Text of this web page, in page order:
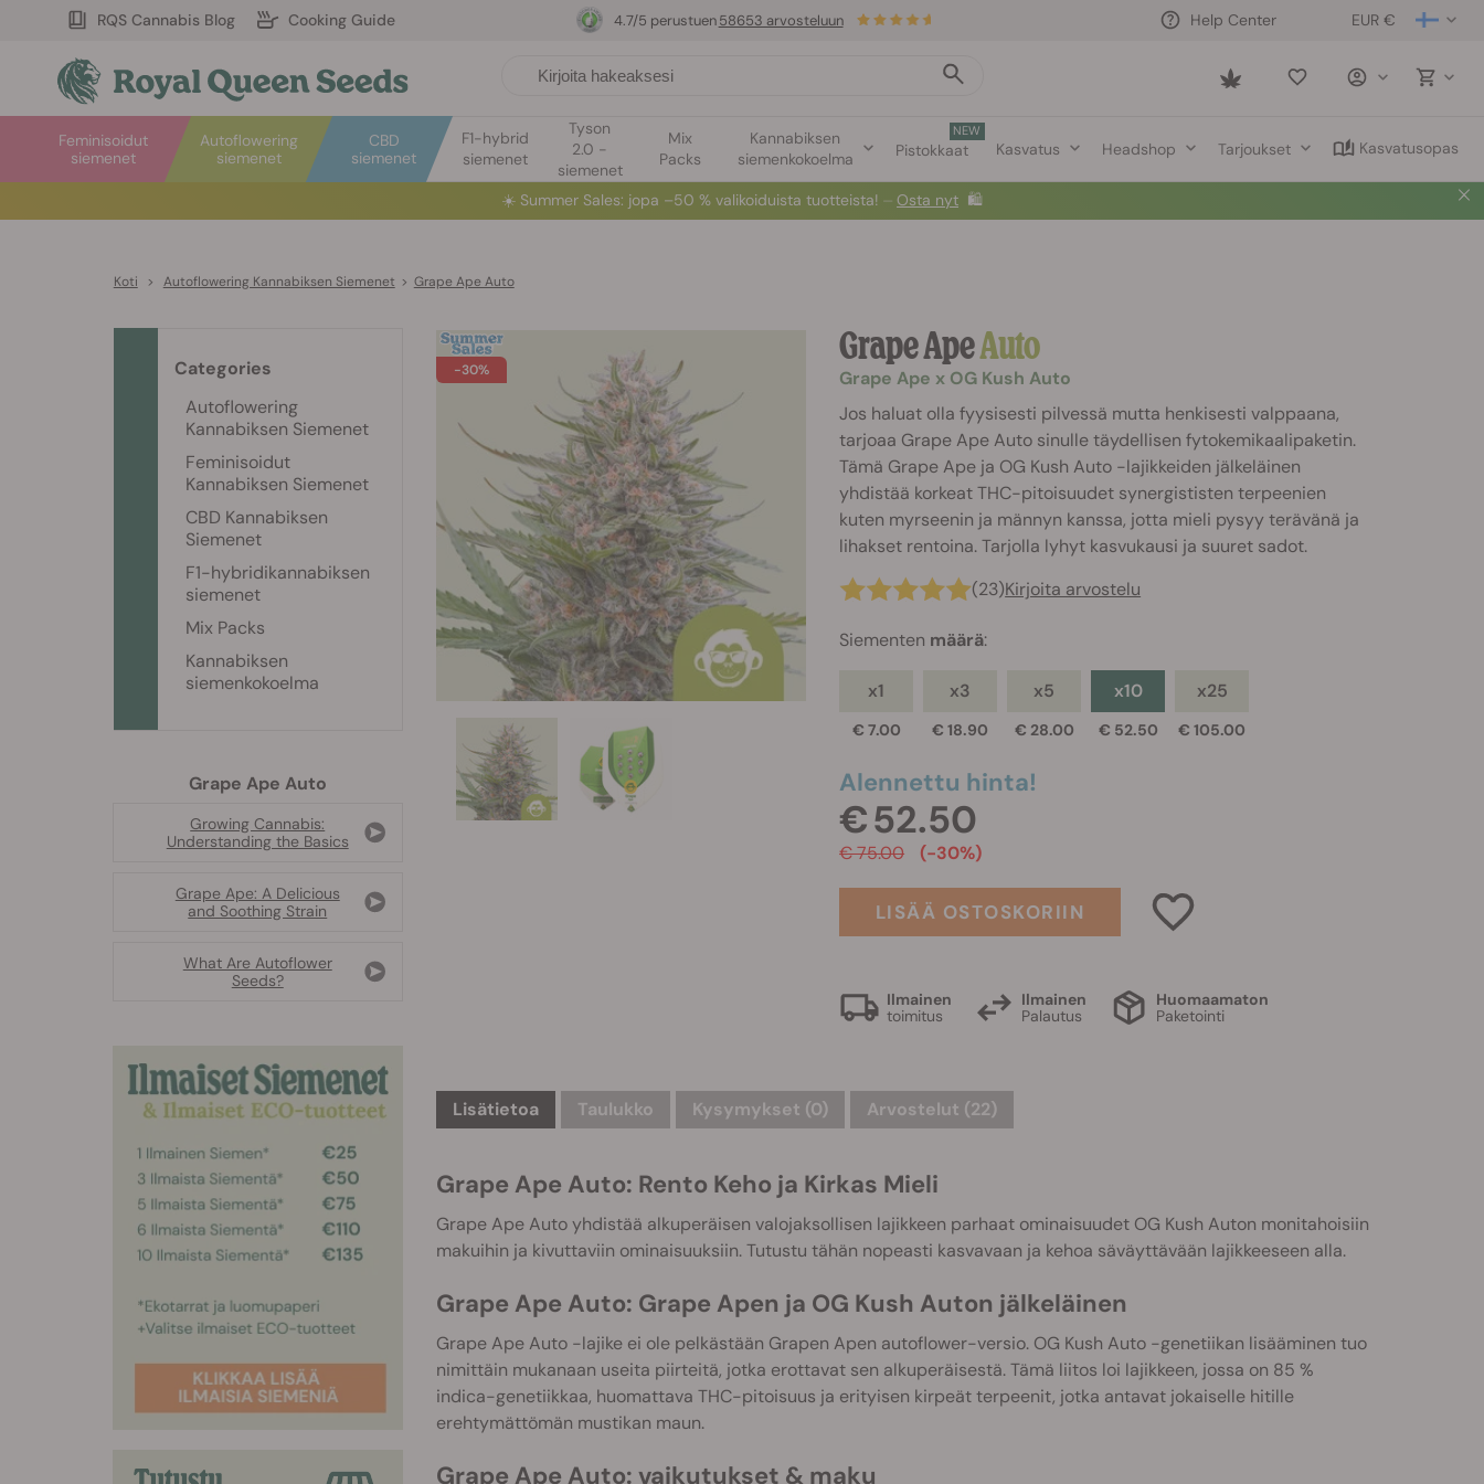
RQS Cannabis Blog Cooking Guide EUR €
Help Center
Saved
Autoflowering
siemenet
Feminisoidut
siemenet
CBD
siemenet
F1-hybrid
siemenet
Tyson
2.0 -
siemenet
Mix
Packs
Kannabiksen
siemenkokoelma
NEW
Pistokkaat Kasvatus Headshop Tarjoukset Kasvatusopas
4.7/5 perustuen 58653 arvosteluun
☀️ Summer Sales: jopa –50 % valikoiduista tuotteista! ⏤ Osta nyt 🛍️
Koti > Autoflowering Kannabiksen Siemenet > Grape Ape Auto
-30%
Grape ApeAuto
Grape Ape x OG Kush Auto
Jos haluat olla fyysisesti pilvessä mutta henkisesti valppaana,
tarjoaa Grape Ape Auto sinulle täydellisen fytokemikaalipaketin.
Tämä Grape Ape ja OG Kush Auto -lajikkeiden jälkeläinen
yhdistää korkeat THC-pitoisuudet synergististen terpeenien
kuten myrseenin ja männyn kanssa, jotta mieli pysyy terävänä ja
lihakset rentoina. Tarjolla lyhyt kasvukausi ja suuret sadot.
(23)Kirjoita arvostelu
Siementen määrä:
x1
€ 7.00
x3
€ 18.90
x5
€ 28.00
x10
€ 52.50
x25
€ 105.00
Alennettu hinta!
€ 52.50
€ 75.00 (-30%)
LISÄÄ OSTOSKORIIN
Ilmainen
toimitus
Ilmainen
Palautus
Huomaamaton
Paketointi
Lisätietoa Taulukko Kysymykset (0) Arvostelut (22)
Grape Ape Auto: Rento Keho ja Kirkas Mieli
Grape Ape Auto yhdistää alkuperäisen valojaksollisen lajikkeen parhaat ominaisuudet OG Kush Auton monitahoisiin
makuihin ja kivuttaviin ominaisuuksiin. Tutustu tähän nopeasti kasvavaan ja kehoa säväyttävään lajikkeeseen alla.
Grape Ape Auto: Grape Apen ja OG Kush Auton jälkeläinen
Grape Ape Auto -lajike ei ole pelkästään Grapen Apen autoflower-versio. OG Kush Auto -genetiikan lisääminen tuo
nimittäin mukanaan useita piirteitä, jotka erottavat sen alkuperäisestä. Tämä liitos loi lajikkeen, jossa on 85 %
indica-genetiikkaa, huomattava THC-pitoisuus ja erityisen kirpeät terpeenit, jotka antavat jokaiselle hitille
erehtymättömän mustikan maun.
Grape Ape Auto: vaikutukset & maku
Categories
Autoflowering
Kannabiksen Siemenet
Feminisoidut
Kannabiksen Siemenet
CBD Kannabiksen
Siemenet
F1-hybridikannabiksen
siemenet
Mix Packs
Kannabiksen
siemenkokoelma
Grape Ape Auto
Growing Cannabis:
Understanding the Basics
Grape Ape: A Delicious
and Soothing Strain
What Are Autoflower
Seeds?